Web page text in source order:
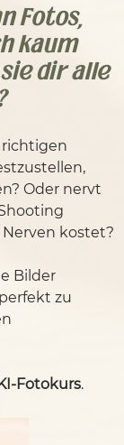
Fotos,
kaum
dir alle
richtigen
Oder nervt
Nerven kostet?
Bilder
zu
Fotokurs.